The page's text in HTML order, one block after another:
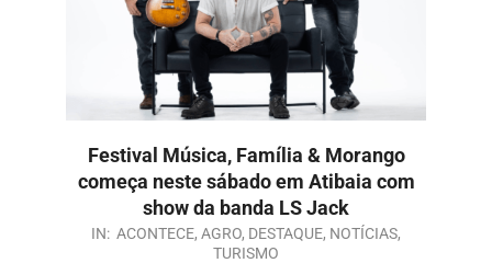
Festival Música, Família & Morango
começa neste sábado em Atibaia com
show da banda LS Jack
IN: ACONTECE, AGRO, DESTAQUE, NOTÍCIAS,
TURISMO